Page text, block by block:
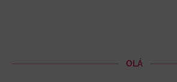
OLÁ